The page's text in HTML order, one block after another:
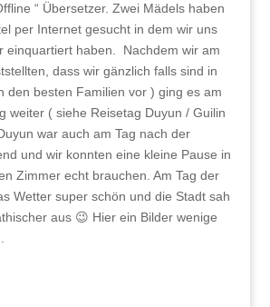
“ Übersetzer. Zwei Mädels haben
per Internet gesucht in dem wir uns
einquartiert haben. Nachdem wir am
dass wir gänzlich falls sind in
den besten Familien vor ) ging es am
weiter ( siehe Reisetag Duyun / Guilin
war auch am Tag nach der
und wir konnten eine kleine Pause in
Zimmer echt brauchen. Am Tag der
Wetter super schön und die Stadt sah
aus 😉 Hier ein Bilder wenige